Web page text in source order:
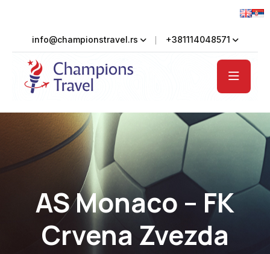
info@championstravel.rs +381114048571
AS Monaco – FK
Crvena Zvezda